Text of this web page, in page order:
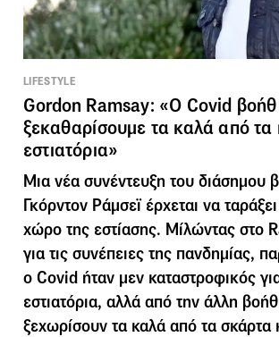
LIFESTYLE
Gordon Ramsay: «O Covid
ξεκαθαρίσουμε τα καλά από τα
εστιατόρια»
Μια νέα συνέντευξη του διάσημου
Γκόρντον Ράμσεϊ έρχεται να
χώρο της εστίασης. Μίλώντας στο
για τις συνέπειες της πανδημίας,
ο Covid ήταν μεν καταστροφικός
εστιατόρια, αλλά από την άλλη
ξεχωρίσουν τα καλά από τα σκάρτα